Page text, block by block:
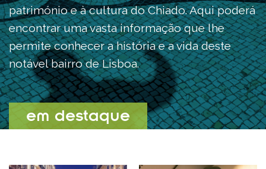
em destaque
património e à cultura do Chiado. Aqui poderá
encontrar uma vasta informação que lhe
permite conhecer a história e a vida deste
notável bairro de Lisboa.